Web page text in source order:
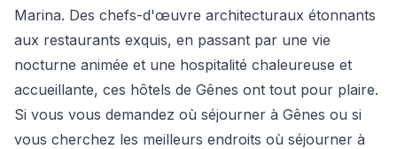
Marina. Des chefs-d'œuvre architecturaux étonnants
aux restaurants exquis, en passant par une vie
nocturne animée et une hospitalité chaleureuse et
accueillante, ces hôtels de Gênes ont tout pour plaire.
Si vous vous demandez où séjourner à Gênes ou si
vous cherchez les meilleurs endroits où séjourner à